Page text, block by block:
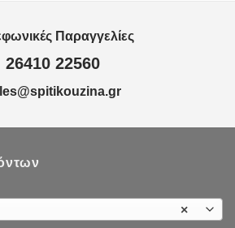
Παραγγελίες
26410 22560
×